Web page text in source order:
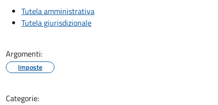
Tutela amministrativa
Tutela giurisdizionale
Argomenti:
Imposte
Categorie: